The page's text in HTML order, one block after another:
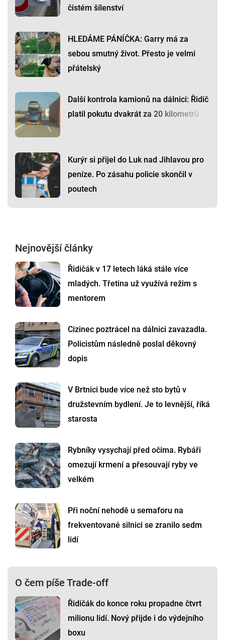
čistém šílenství
HLEDÁME PÁNÍČKA: Garry má za
sebou smutný život. Přesto je velmi
přátelský
Další kontrola kamionů na dálnici: Řidič
platil pokutu dvakrát za 20 kilometrů
Kurýr si přijel do Luk nad Jihlavou pro
peníze. Po zásahu policie skončil v
poutech
Nejnovější články
Řidičák v 17 letech láká stále více
mladých. Třetina už využívá režim s
mentorem
Cizinec poztrácel na dálnici zavazadla.
Policistům následně poslal děkovný
dopis
V Brtnici bude více než sto bytů v
družstevním bydlení. Je to levnější, říká
starosta
Rybníky vysychají před očima. Rybáři
omezují krmení a přesouvají ryby ve
velkém
Při noční nehodě u semaforu na
frekventované silnici se zranilo sedm
lidí
O čem píše Trade-off
Řidičák do konce roku propadne čtvrt
milionu lidí. Nový přijde i do výdejního
boxu